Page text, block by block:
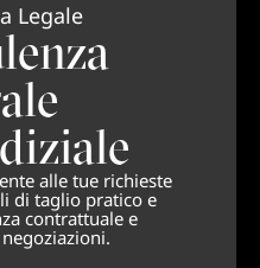
Legale
alle tue richieste
di taglio pratico e
contrattuale e